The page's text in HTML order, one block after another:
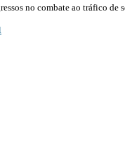
no combate ao tráfico de